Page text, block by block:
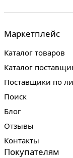
Маркетплейс
Каталог товаров
Каталог
Поставщики по
Поиск
Блог
Отзывы
Контакты
Покупателям